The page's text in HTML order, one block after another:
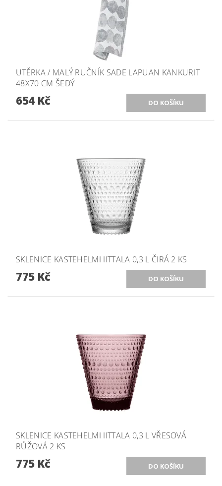
UTĚRKA / MALÝ RUČNÍK SADE LAPUAN KANKURIT
48X70 CM ŠEDÝ
654 Kč
SKLENICE KASTEHELMI IITTALA 0,3 L ČIRÁ 2 KS
775 Kč
SKLENICE KASTEHELMI IITTALA 0,3 L VŘESOVÁ
RŮŽOVÁ 2 KS
775 Kč